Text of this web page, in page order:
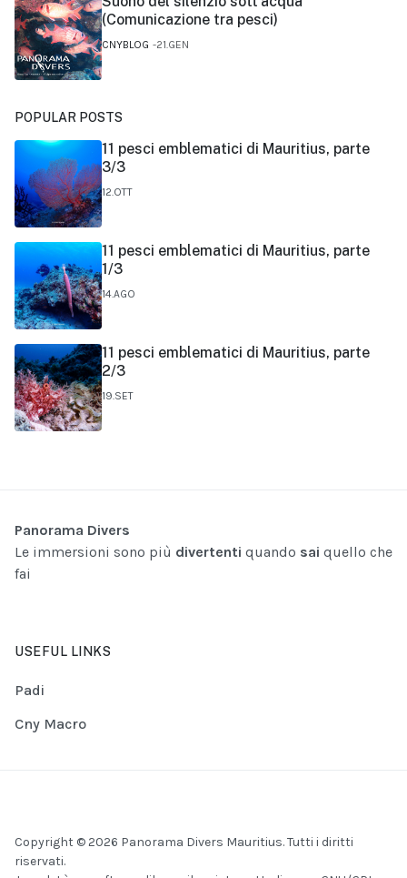
(Comunicazione tra pesci)
CNYBLOG 21.GEN
POPULAR POSTS
11 pesci emblematici di Mauritius, parte
3/3
12.OTT
11 pesci emblematici di Mauritius, parte
1/3
14.AGO
11 pesci emblematici di Mauritius, parte
2/3
19.SET
Panorama Divers
Le immersioni sono più divertenti quando sai quello che
fai
USEFUL LINKS
Padi
Cny Macro
Copyright © 2026 Panorama Divers Mauritius. Tutti i diritti
riservati.